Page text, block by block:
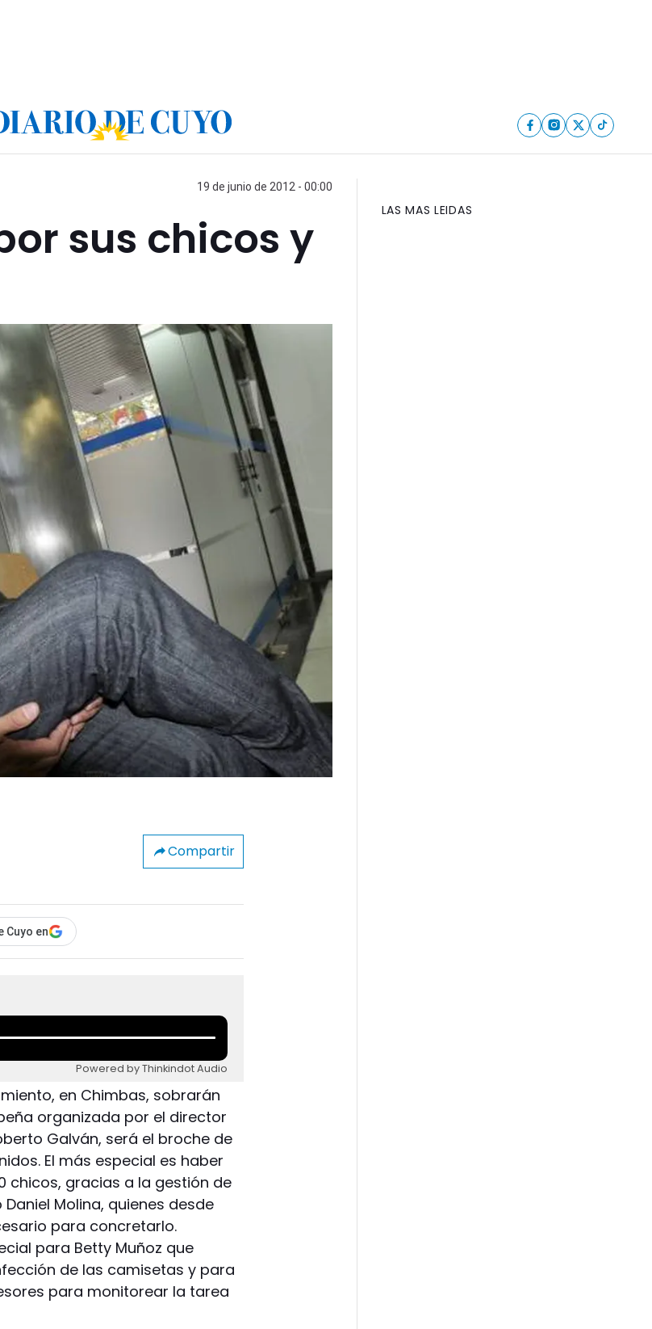
19 de junio de 2012 - 00:00
sus chicos y
Compartir
Cuyo en
Powered by Thinkindot Audio
en Chimbas, sobrarán
organizada por el director
Galván, será el broche de
El más especial es haber
chicos, gracias a la gestión de
Molina, quienes desde
para concretarlo.
para Betty Muñoz que
de las camisetas y para
para monitorear la tarea
LAS MAS LEIDAS